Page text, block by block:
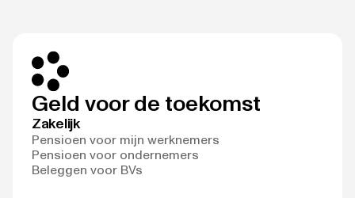
Geld voor de toekomst
Zakelijk
Pensioen voor mijn werknemers
Pensioen voor ondernemers
Beleggen voor BVs